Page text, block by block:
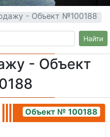
- Объект №100188
Найти
- Объект
Объект № 100188